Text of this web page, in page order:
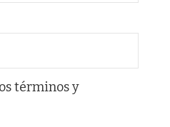
términos y